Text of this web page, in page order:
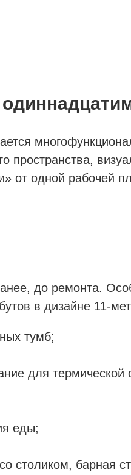
пространства,
от одной рабочей
до ремонта.
в дизайне 11-
тумб;
для термической
еды;
столиком, барная